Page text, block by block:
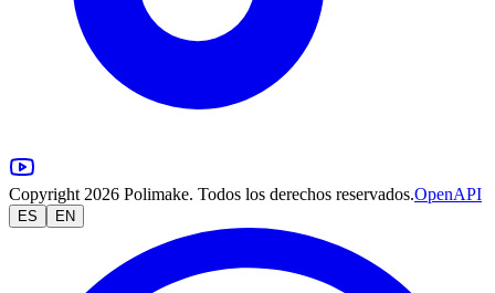
Copyright 2026 Polimake. Todos los derechos reservados.OpenAPI
ES EN